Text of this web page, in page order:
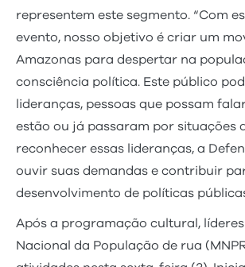
representem este segmento. “Com
evento, nosso objetivo é criar um
Amazonas para despertar na
consciência política. Este público
lideranças, pessoas que possam
estão ou já passaram por situações
reconhecer essas lideranças, a
ouvir suas demandas e contribuir
desenvolvimento de políticas
Após a programação cultural,
Nacional da População de rua